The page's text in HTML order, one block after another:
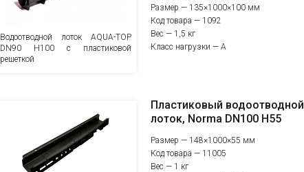
Водоотводной лоток AQUA-TOP
DN90 H100 с пластиковой
решеткой
Размер — 135×1000×100 мм
Код товара — 1092
Вес — 1,5 кг
Класс нагрузки — A
Пластиковый водоотводной
лоток, Norma DN100 H55
Размер — 148×1000×55 мм
Код товара — 11005
Вес — 1 кг